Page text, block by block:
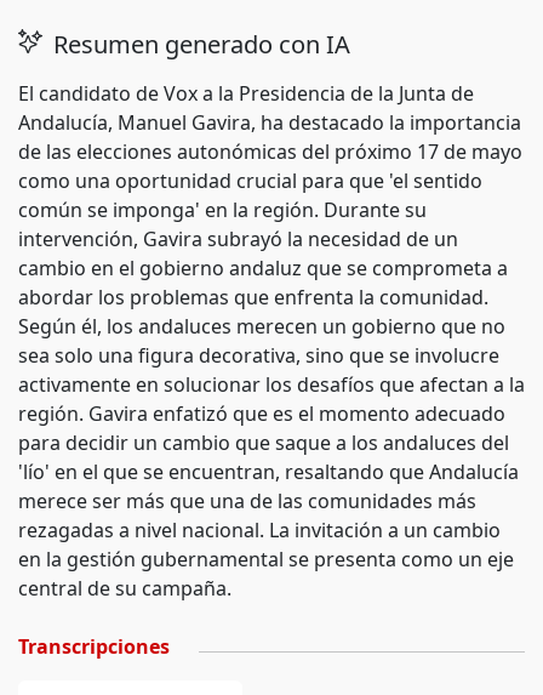
Resumen generado con IA
El candidato de Vox a la Presidencia de la Junta de
Andalucía, Manuel Gavira, ha destacado la importancia
de las elecciones autonómicas del próximo 17 de mayo
como una oportunidad crucial para que 'el sentido
común se imponga' en la región. Durante su
intervención, Gavira subrayó la necesidad de un
cambio en el gobierno andaluz que se comprometa a
abordar los problemas que enfrenta la comunidad.
Según él, los andaluces merecen un gobierno que no
sea solo una figura decorativa, sino que se involucre
activamente en solucionar los desafíos que afectan a la
región. Gavira enfatizó que es el momento adecuado
para decidir un cambio que saque a los andaluces del
'lío' en el que se encuentran, resaltando que Andalucía
merece ser más que una de las comunidades más
rezagadas a nivel nacional. La invitación a un cambio
en la gestión gubernamental se presenta como un eje
central de su campaña.
Transcripciones